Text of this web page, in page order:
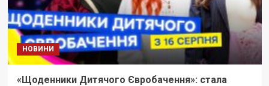
НОВИНИ
«Щоденники Дитячого Євробачення»: стала